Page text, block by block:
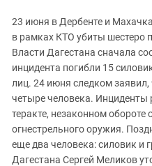
23 июня в Дербенте и
в рамках КТО убиты шестеро
Власти Дагестана сначала
инцидента погибли 15
лиц. 24 июня следком
четыре человека. Инциденты
теракте, незаконном
огнестрельного оружия.
еще два человека: силовик и
Дагестана Сергей Меликов